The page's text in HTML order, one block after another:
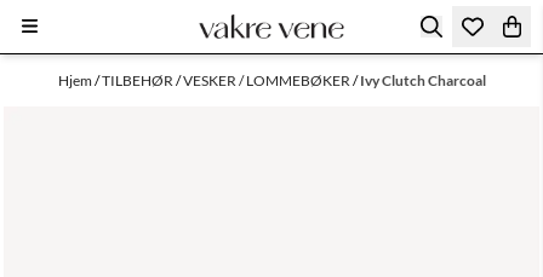
Hopp til innhold
Hjem/TILBEHØR /VESKER / LOMMEBØKER /Ivy Clutch Charcoal